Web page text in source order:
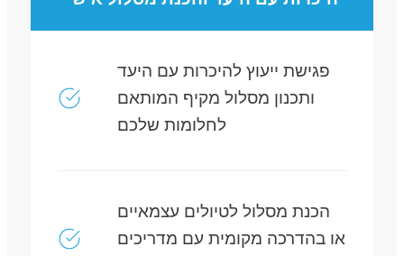
פגישת ייעוץ להיכרות עם היעד
ותכנון מסלול מקיף המותאם
לחלומות שלכם
הכנת מסלול לטיולים עצמאיים
או בהדרכה מקומית עם מדריכים